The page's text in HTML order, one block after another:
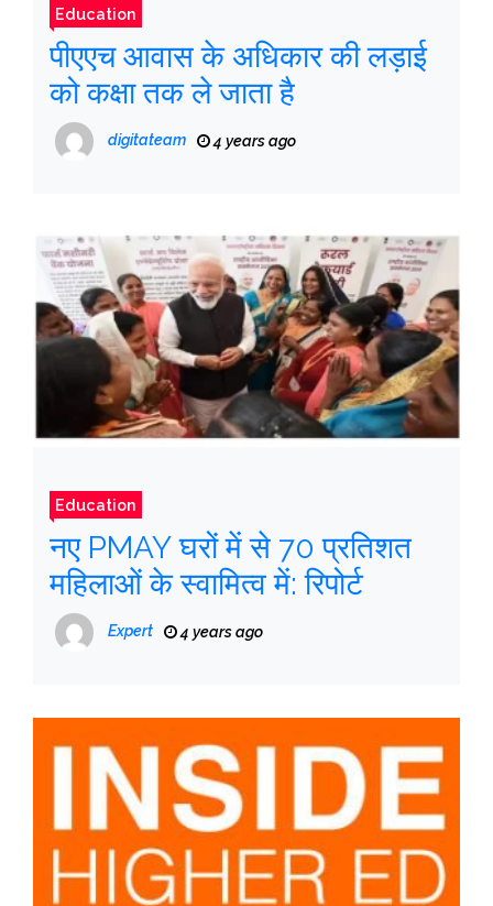
Education
पीएएच आवास के अधिकार की लड़ाई
को कक्षा तक ले जाता है
digitateam 4 years ago
Education
नए PMAY घरों में से 70 प्रतिशत
महिलाओं के स्वामित्व में: रिपोर्ट
Expert 4 years ago